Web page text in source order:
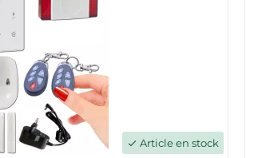
check Article en stock